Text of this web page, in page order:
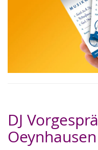
DJ
Oeynhausen